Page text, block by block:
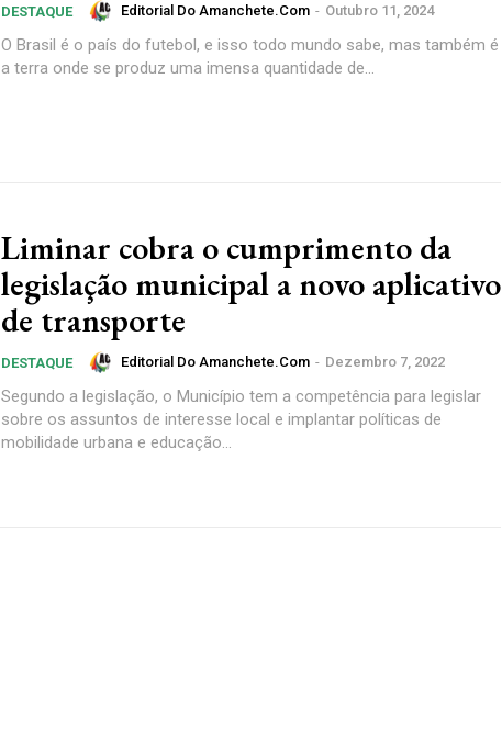
DESTAQUE Editorial Do Amanchete.com - Outubro 11, 2024
O Brasil é o país do futebol, e isso todo mundo sabe, mas também é
a terra onde se produz uma imensa quantidade de...
Liminar cobra o cumprimento da
legislação municipal a novo aplicativo
de transporte
DESTAQUE Editorial Do Amanchete.com - Dezembro 7, 2022
Segundo a legislação, o Município tem a competência para legislar
sobre os assuntos de interesse local e implantar políticas de
mobilidade urbana e educação...